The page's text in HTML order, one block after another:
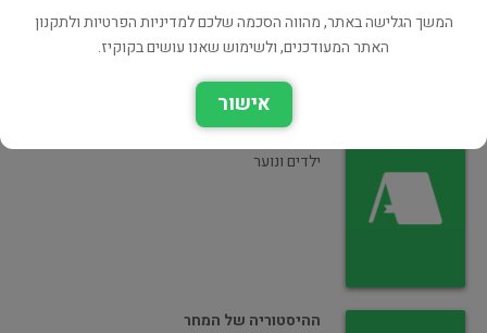
היצורים שלא עוצרים 2 למה אין צדק בעולם
ילדים ונוער
ההיסטוריה של המחר
המשך הגלישה באתר, מהווה הסכמה שלכם למדיניות הפרטיות ולתקנון
האתר המעודכנים, ולשימוש שאנו עושים בקוקיז.
אישור